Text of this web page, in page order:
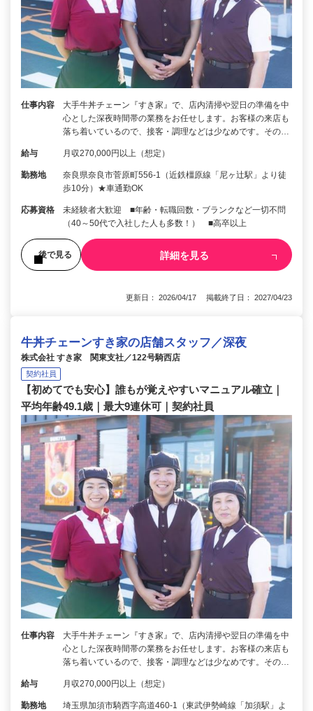
仕事内容
大手牛丼チェーン『すき家』で、店内清掃や翌日の準備を中
心とした深夜時間帯の業務をお任せします。お客様の来店も
落ち着いているので、接客・調理などは少なめです。その…
給与 月収270,000円以上（想定）
勤務地
奈良県奈良市菅原町556-1（近鉄橿原線「尼ヶ辻駅」より徒
歩10分）★車通勤OK
応募資格
未経験者大歓迎 ■年齢・転職回数・ブランクなど一切不問
（40～50代で入社した人も多数！） ■高卒以上
後で見る 詳細を見る
更新日： 2026/04/17 掲載終了日： 2027/04/23
牛丼チェーンすき家の店舗スタッフ／深夜
株式会社 すき家 関東支社／122号騎西店
契約社員
【初めてでも安心】誰もが覚えやすいマニュアル確立｜
平均年齢49.1歳｜最大9連休可｜契約社員
仕事内容
大手牛丼チェーン『すき家』で、店内清掃や翌日の準備を中
心とした深夜時間帯の業務をお任せします。お客様の来店も
落ち着いているので、接客・調理などは少なめです。その…
給与 月収270,000円以上（想定）
勤務地
埼玉県加須市騎西字高道460-1（東武伊勢崎線「加須駅」よ